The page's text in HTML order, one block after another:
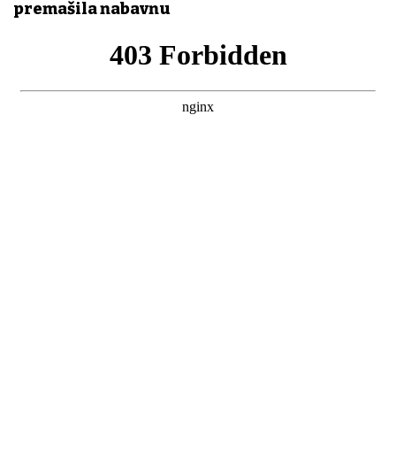
premašila nabavnu